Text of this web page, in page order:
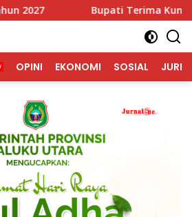
Bupati Terima Kunjunga Duta
OPINI EKONOMI SOSIAL